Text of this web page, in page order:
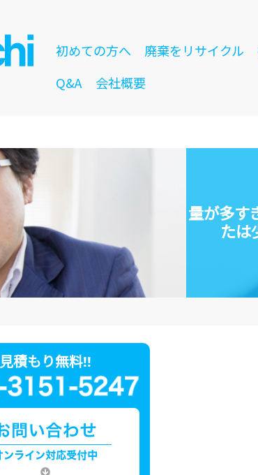
初めての方へ 廃棄をリサイクル
Q&A
会社概要
量が多す
たは
見積もり無料!!